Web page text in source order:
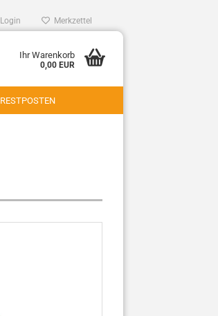
Login Merkzettel
Ihr Warenkorb
0,00 EUR
RESTPOSTEN